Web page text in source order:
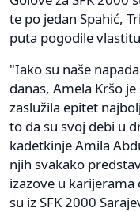
te po jedan Spahić,
puta pogodile
"Iako su naše
danas, Amela Kršo
zaslužila epitet
to da su svoj debi u
kadetkinje Amila
njih svakako
izazove u
su iz SFK 2000